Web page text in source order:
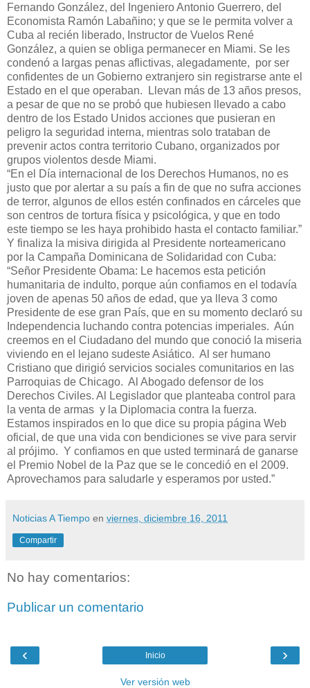
Fernando González, del Ingeniero Antonio Guerrero, del
Economista Ramón Labañino; y que se le permita volver a
Cuba al recién liberado, Instructor de Vuelos René
González, a quien se obliga permanecer en Miami. Se les
condenó a largas penas aflictivas, alegadamente, por ser
confidentes de un Gobierno extranjero sin registrarse ante el
Estado en el que operaban. Llevan más de 13 años presos,
a pesar de que no se probó que hubiesen llevado a cabo
dentro de los Estado Unidos acciones que pusieran en
peligro la seguridad interna, mientras solo trataban de
prevenir actos contra territorio Cubano, organizados por
grupos violentos desde Miami.
“En el Día internacional de los Derechos Humanos, no es
justo que por alertar a su país a fin de que no sufra acciones
de terror, algunos de ellos estén confinados en cárceles que
son centros de tortura física y psicológica, y que en todo
este tiempo se les haya prohibido hasta el contacto familiar.”
Y finaliza la misiva dirigida al Presidente norteamericano
por la Campaña Dominicana de Solidaridad con Cuba:
“Señor Presidente Obama: Le hacemos esta petición
humanitaria de indulto, porque aún confiamos en el todavía
joven de apenas 50 años de edad, que ya lleva 3 como
Presidente de ese gran País, que en su momento declaró su
Independencia luchando contra potencias imperiales. Aún
creemos en el Ciudadano del mundo que conoció la miseria
viviendo en el lejano sudeste Asiático. Al ser humano
Cristiano que dirigió servicios sociales comunitarios en las
Parroquias de Chicago. Al Abogado defensor de los
Derechos Civiles. Al Legislador que planteaba control para
la venta de armas y la Diplomacia contra la fuerza.
Estamos inspirados en lo que dice su propia página Web
oficial, de que una vida con bendiciones se vive para servir
al prójimo. Y confiamos en que usted terminará de ganarse
el Premio Nobel de la Paz que se le concedió en el 2009.
Aprovechamos para saludarle y esperamos por usted.”
Noticias A Tiempo en viernes, diciembre 16, 2011
Compartir
No hay comentarios:
Publicar un comentario
‹ ›
Inicio
Ver versión web